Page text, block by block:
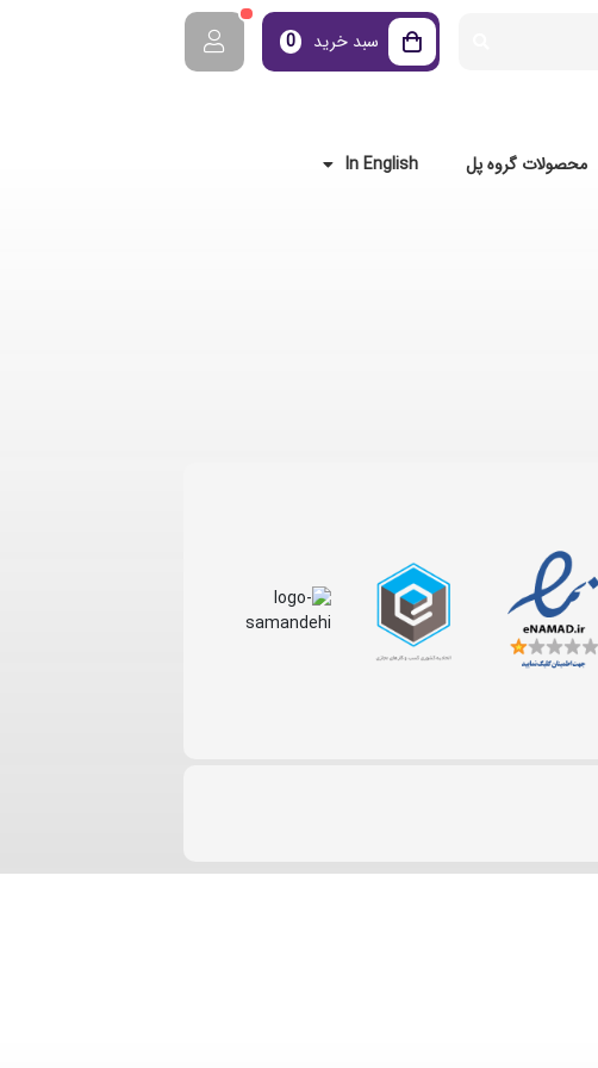
سبد خرید 0
محصولات گروه پل In English